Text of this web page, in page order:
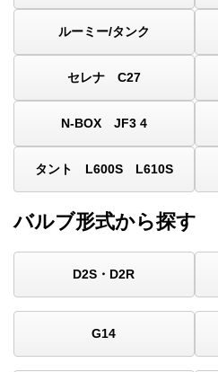
ルーミー/タンク
セレナ C27
N-BOX JF3 4
タント L600S L610S
バルブ形式から探す
D2S・D2R
G14